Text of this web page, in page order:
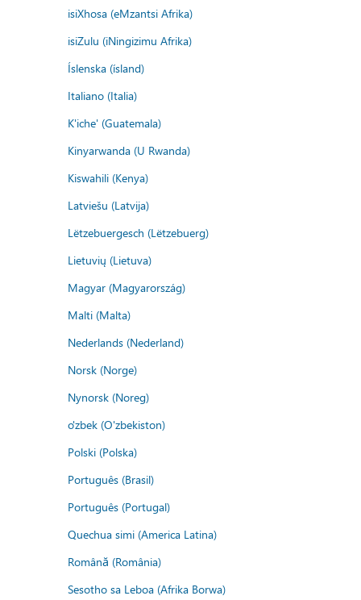
isiXhosa (eMzantsi Afrika)
isiZulu (iNingizimu Afrika)
Íslenska (ísland)
Italiano (Italia)
K'iche' (Guatemala)
Kinyarwanda (U Rwanda)
Kiswahili (Kenya)
Latviešu (Latvija)
Lëtzebuergesch (Lëtzebuerg)
Lietuvių (Lietuva)
Magyar (Magyarország)
Malti (Malta)
Nederlands (Nederland)
Norsk (Norge)
Nynorsk (Noreg)
o'zbek (O'zbekiston)
Polski (Polska)
Português (Brasil)
Português (Portugal)
Quechua simi (America Latina)
Română (România)
Sesotho sa Leboa (Afrika Borwa)